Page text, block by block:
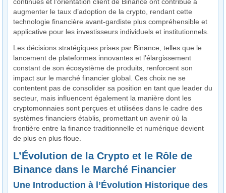
augmenter le taux d’adoption de la crypto, rendant cette
technologie financière avant-gardiste plus compréhensible et
applicative pour les investisseurs individuels et institutionnels.
Les décisions stratégiques prises par Binance, telles que le
lancement de plateformes innovantes et l’élargissement
constant de son écosystème de produits, renforcent son
impact sur le marché financier global. Ces choix ne se
contentent pas de consolider sa position en tant que leader du
secteur, mais influencent également la manière dont les
cryptomonnaies sont perçues et utilisées dans le cadre des
systèmes financiers établis, promettant un avenir où la
frontière entre la finance traditionnelle et numérique devient
de plus en plus floue.
L’Évolution de la Crypto et le Rôle de
Binance dans le Marché Financier
Une Introduction à l’Évolution Historique des